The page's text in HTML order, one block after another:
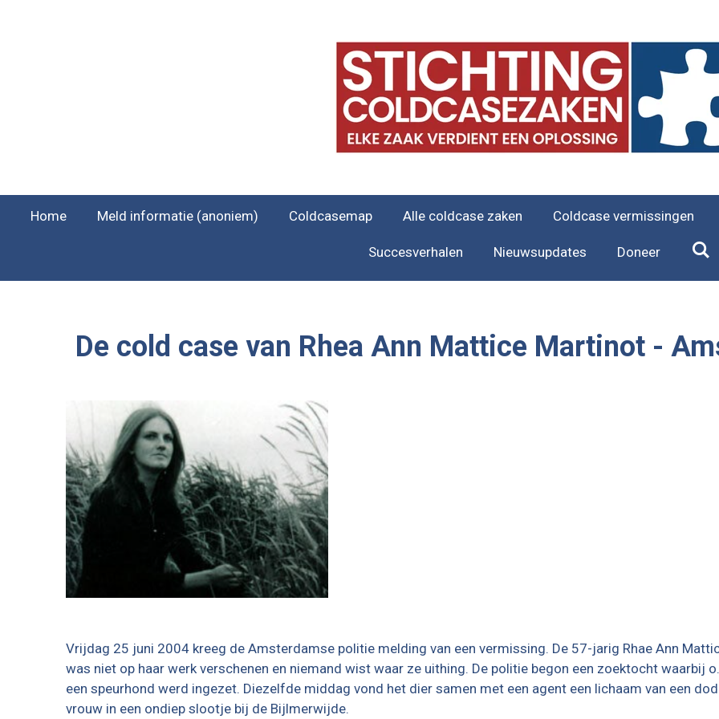
Home Meld informatie (anoniem) Coldcasemap Alle coldcase zaken Coldcase vermissingen
Succesverhalen Nieuwsupdates Doneer
De cold case van Rhea Ann Mattice Martinot -
Vrijdag 25 juni 2004 kreeg de Amsterdamse politie melding van een vermissing. De 57-jarig Rhae Ann
was niet op haar werk verschenen en niemand wist waar ze uithing. De politie begon een zoektocht waarbij
een speurhond werd ingezet. Diezelfde middag vond het dier samen met een agent een lichaam van een
vrouw in een ondiep slootje bij de Bijlmerwijde.